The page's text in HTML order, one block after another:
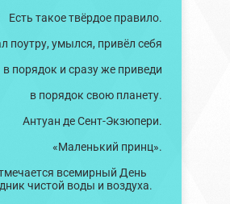
Есть такое твёрдое правило.
поутру, умылся, привёл себя
в порядок и сразу же приведи
в порядок свою планету.
Антуан де Сент-Экзюпери.
«Маленький принц».
всемирный День
чистой воды и воздуха.